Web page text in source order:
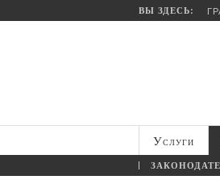
ВЫ ЗДЕСЬ:
Услуги